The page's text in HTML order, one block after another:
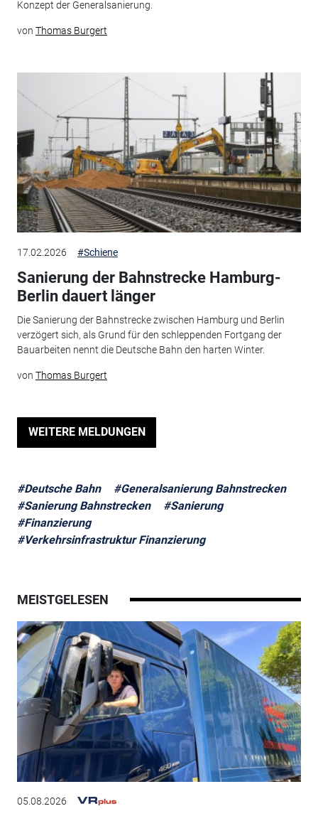
Konzept der Generalsanierung.
von Thomas Burgert
17.02.2026 #Schiene
Sanierung der Bahnstrecke Hamburg-
Berlin dauert länger
Die Sanierung der Bahnstrecke zwischen Hamburg und Berlin
verzögert sich, als Grund für den schleppenden Fortgang der
Bauarbeiten nennt die Deutsche Bahn den harten Winter.
von Thomas Burgert
WEITERE MELDUNGEN
#Deutsche Bahn
#Generalsanierung Bahnstrecken
#Sanierung Bahnstrecken
#Sanierung
#Finanzierung
#Verkehrsinfrastruktur Finanzierung
MEISTGELESEN
05.08.2026